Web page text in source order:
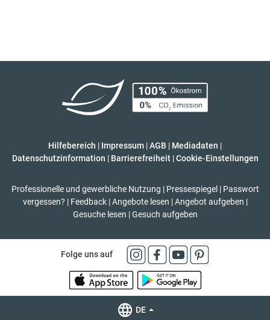
Hilfebereich | Impressum |AGB | Mediadaten |
Datenschutzinformation | Barrierefreiheit | Cookie-Einstellungen
Professionelle und gewerbliche Nutzung | Pressespiegel | Passwort
vergessen? | Feedback | Angebote lesen | Angebot aufgeben |
Gesuche lesen | Gesuch aufgeben
Folge uns auf
DE